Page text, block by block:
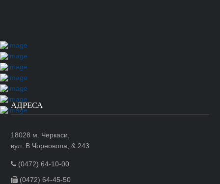
АДРЕСА
18028 м. Черкаси,
вул. В.Чорновола, & 243
(0472) 64-10-00
(0472) 64-45-50